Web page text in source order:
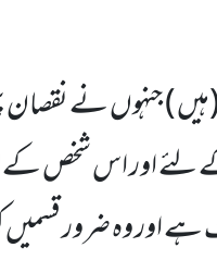
(ہیں ) جنہوں نے
لئے اور اس شخص کے
اور وہ ضرور قسمیں